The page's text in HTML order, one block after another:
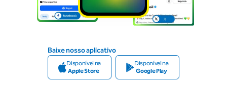
Baixe nosso aplicativo
Disponível na
Apple Store
Disponível na
Google Play